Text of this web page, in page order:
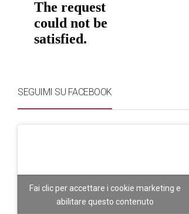
SEGUIMI SU FACEBOOK
Fai clic per accettare i cookie marketing e
abilitare questo contenuto